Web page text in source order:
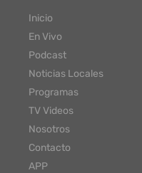
Inicio
En Vivo
Podcast
Noticias Locales
Programas
TV Videos
Nosotros
Contacto
APP